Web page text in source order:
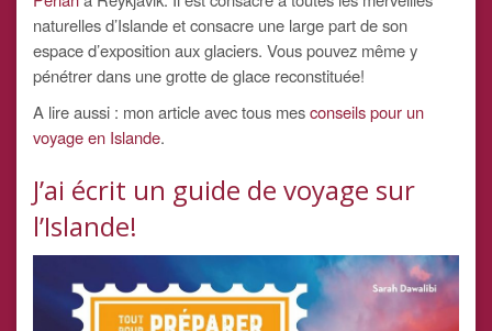
naturelles d’Islande et consacre une large part de son
espace d’exposition aux glaciers. Vous pouvez même y
pénétrer dans une grotte de glace reconstituée!
A lire aussi : mon article avec tous mesconseils pour un
voyage en Islande.
J’ai écrit un guide de voyage sur
l’Islande!